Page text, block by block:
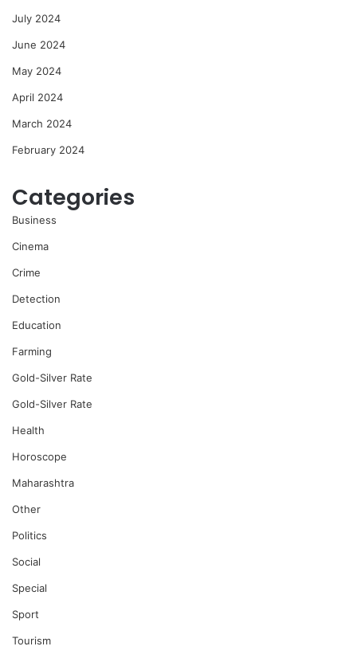
July 2024
June 2024
May 2024
April 2024
March 2024
February 2024
Categories
Business
Cinema
Crime
Detection
Education
Farming
Gold-Silver Rate
Gold-Silver Rate
Health
Horoscope
Maharashtra
Other
Politics
Social
Special
Sport
Tourism